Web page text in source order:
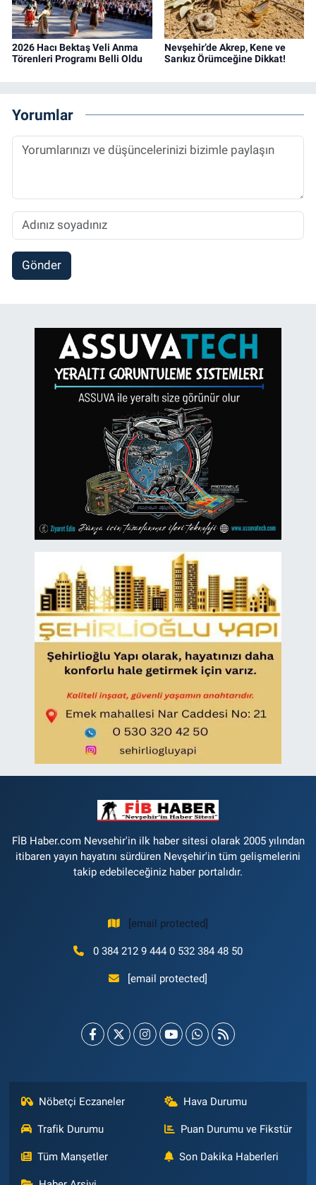
2026 Hacı Bektaş Veli Anma
Törenleri Programı Belli Oldu
Nevşehir’de Akrep, Kene ve
Sarıkız Örümceğine Dikkat!
Yorumlar
Gönder
FİB Haber.com Nevsehir'in ilk haber sitesi olarak 2005 yılından
itibaren yayın hayatını sürdüren Nevşehir'in tüm gelişmelerini
takip edebileceğiniz haber portalıdır.
[email protected]
0 384 212 9 444 0 532 384 48 50
[email protected]
Nöbetçi Eczaneler Hava Durumu
Trafik Durumu Puan Durumu ve Fikstür
Tüm Manşetler Son Dakika Haberleri